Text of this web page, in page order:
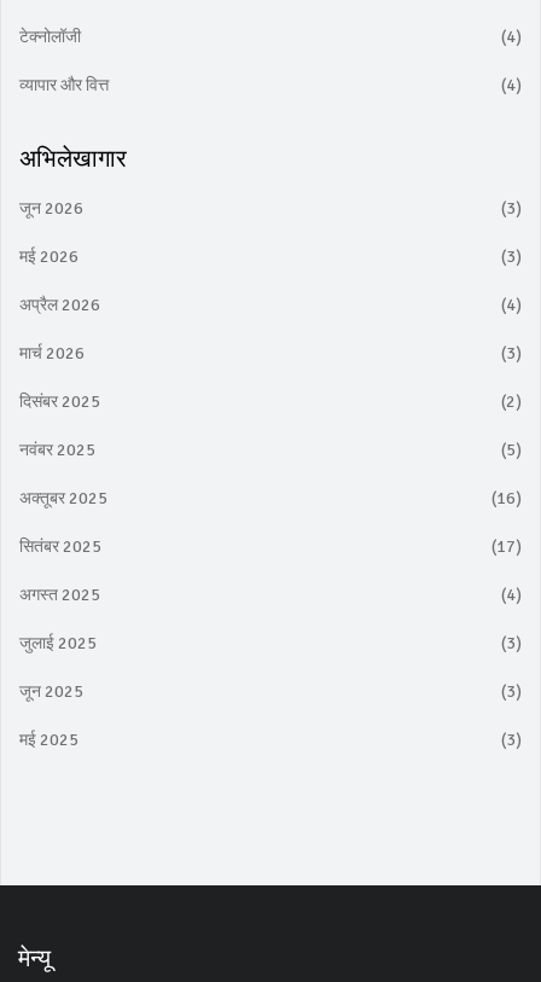
टेक्नोलॉजी (4)
व्यापार और वित्त (4)
अभिलेखागार
जून 2026 (3)
मई 2026 (3)
अप्रैल 2026 (4)
मार्च 2026 (3)
दिसंबर 2025 (2)
नवंबर 2025 (5)
अक्तूबर 2025 (16)
सितंबर 2025 (17)
अगस्त 2025 (4)
जुलाई 2025 (3)
जून 2025 (3)
मई 2025 (3)
मेन्यू